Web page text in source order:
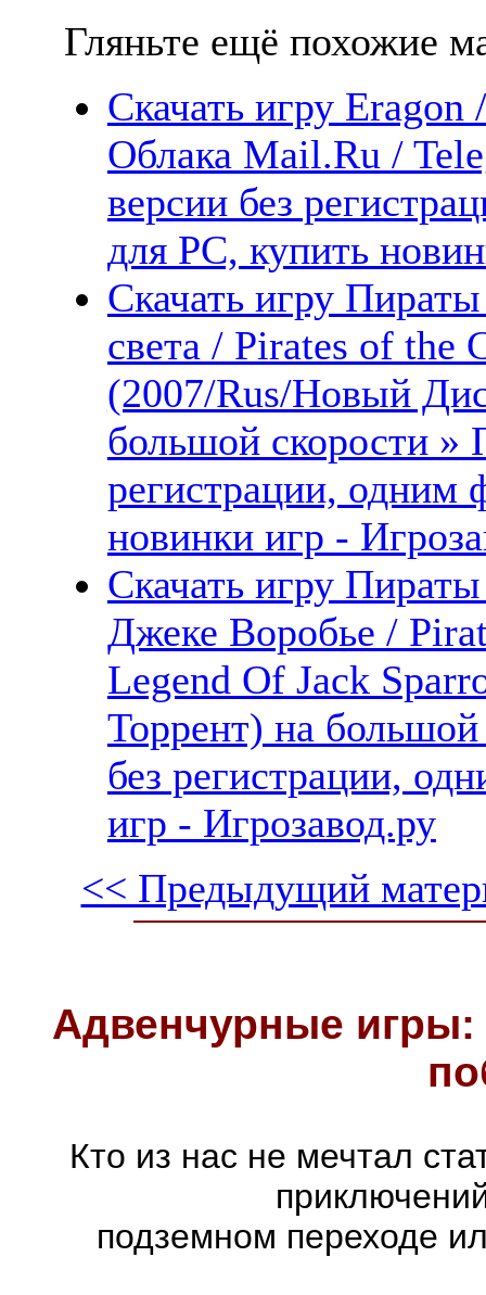
Гляньте ещё похожие
Скачать игру
Облака Mail.Ru /
версии без
для PC, купить
Скачать игру
света / Pirates of the
(2007/Rus/Новый
большой скорости »
регистрации, одним
новинки игр -
Скачать игру
Джеке Воробье /
Legend Of Jack
Торрент) на
без регистрации,
игр - Игрозавод.ру
<< Предыдущий
Адвенчурные
Кто из нас не мечтал
подземном переходе